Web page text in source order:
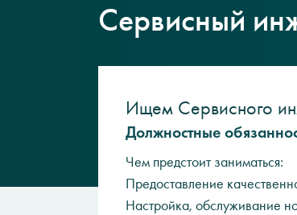
Сервисный
Ищем Сервисного
Должностные
Чем предстоит заниматься:
Предоставление
Настройка, обслуживание